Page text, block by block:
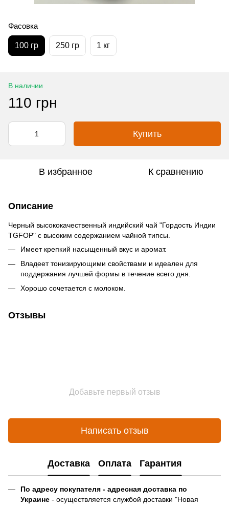
Фасовка
100 гр 250 гр 1 кг
В наличии
110 грн
Купить
В избранное К сравнению
Описание
Черный высококачественный индийский чай "Гордость Индии
TGFOP" с высоким содержанием чайной типсы.
Имеет крепкий насыщенный вкус и аромат.
Владеет тонизирующими свойствами и идеален для
поддержания лучшей формы в течение всего дня.
Хорошо сочетается с молоком.
Отзывы
Добавьте первый отзыв
Написать отзыв
Доставка Оплата Гарантия
По адресу покупателя - адресная доставка по
Украине - осуществляется службой доставки "Новая